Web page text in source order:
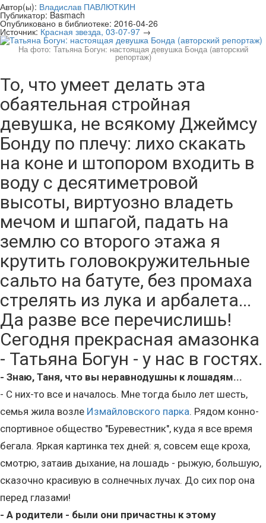
Автор(ы): Владислав ПАВЛЮТКИН
Публикатор: Basmach
Опубликовано в библиотеке: 2016-04-26
Источник: Красная звезда, 03-07-97 →
На фото: Татьяна Богун: настоящая девушка Бонда (авторский
репортаж)
То, что умеет делать эта
обаятельная стройная
девушка, не всякому Джеймсу
Бонду по плечу: лихо скакать
на коне и штопором входить в
воду с десятиметровой
высоты, виртуозно владеть
мечом и шпагой, падать на
землю со второго этажа я
крутить головокружительные
сальто на батуте, без промаха
стрелять из лука и арбалета...
Да разве все перечислишь!
Сегодня прекрасная амазонка
- Татьяна Богун - у нас в гостях.
- Знаю, Таня, что вы неравнодушны к лошадям...
- С них-то все и началось. Мне тогда было лет шесть,
семья жила возле Измайловского парка. Рядом конно-
спортивное общество "Буревестник", куда я все время
бегала. Яркая картинка тех дней: я, совсем еще кроха,
смотрю, затаив дыхание, на лошадь - рыжую, большую,
сказочно красивую в солнечных лучах. До сих пор она
перед глазами!
- А родители - были они причастны к этому